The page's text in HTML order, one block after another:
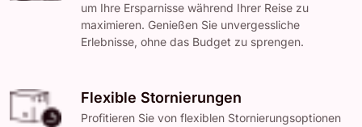
um Ihre Ersparnisse während Ihrer Reise zu
maximieren. Genießen Sie unvergessliche
Erlebnisse, ohne das Budget zu sprengen.
Flexible Stornierungen
Profitieren Sie von flexiblen Stornierungsoptionen